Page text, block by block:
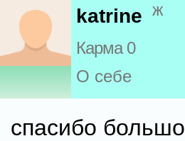
katrine ж
Карма 0
О себе
спасибо